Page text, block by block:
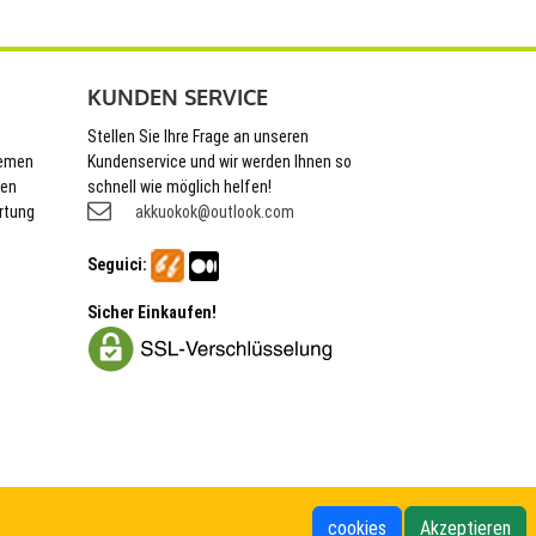
KUNDEN SERVICE
Stellen Sie Ihre Frage an unseren
Kundenservice und wir werden Ihnen so
schnell wie möglich helfen!
akkuokok@outlook.com
Seguici:
Sicher Einkaufen!
cookies Akzeptieren